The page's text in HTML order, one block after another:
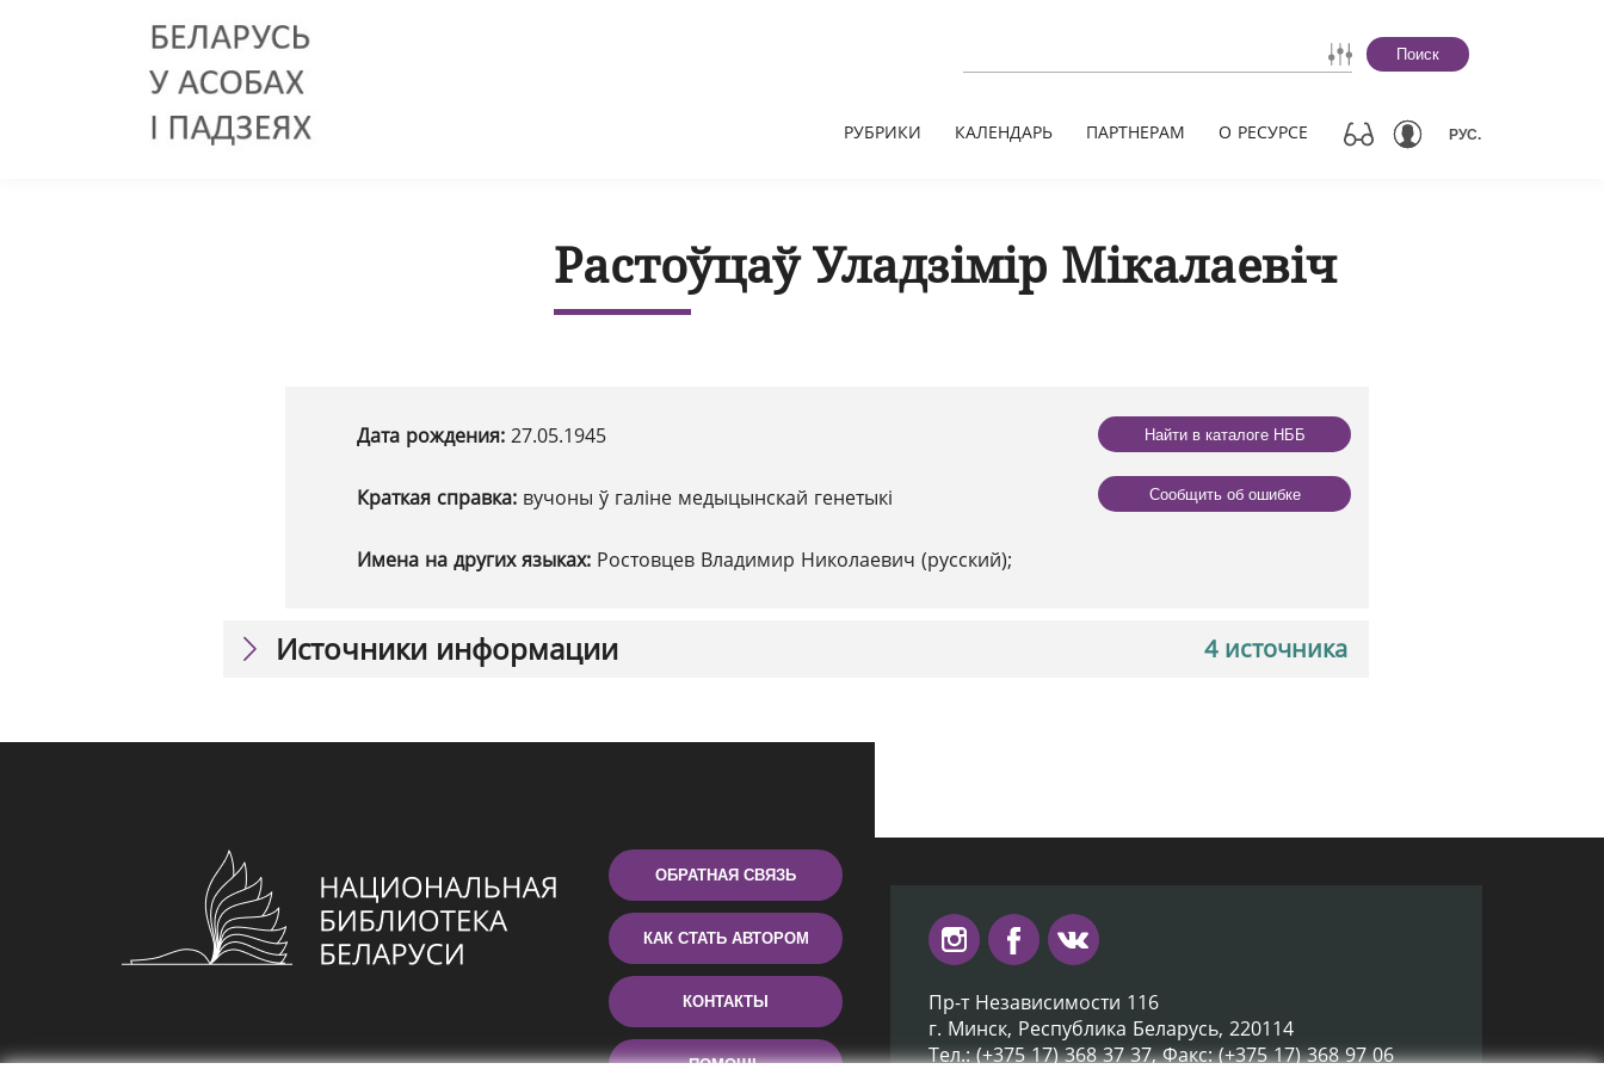
Поиск
РУБРИКИ КАЛЕНДАРЬ ПАРТНЕРАМ О РЕСУРСЕ РУС.
Растоўцаў Уладзімір Мікалаевіч
Дата рождения: 27.05.1945
Краткая справка: вучоны ў галіне медыцынскай генетыкі
Имена на других языках: Ростовцев Владимир Николаевич (русский);
Найти в каталоге НББ
Сообщить об ошибке
4 источника
Источники информации
ОБРАТНАЯ СВЯЗЬ
КАК СТАТЬ АВТОРОМ
КОНТАКТЫ
ПОМОЩЬ
Пр-т Независимости 116
г. Минск, Республика Беларусь, 220114
Тел.: (+375 17) 368 37 37, Факс: (+375 17) 368 97 06